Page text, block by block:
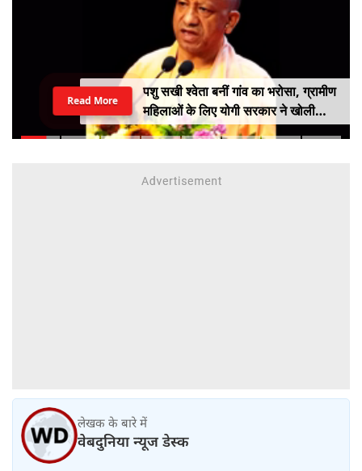
पशु सखी श्वेता बनीं गांव का भरोसा, ग्रामीण
महिलाओं के लिए योगी सरकार ने खोली
आत्मनिर्भरता की राह
Read More
लेखक के बारे में
वेबदुनिया न्यूज डेस्क